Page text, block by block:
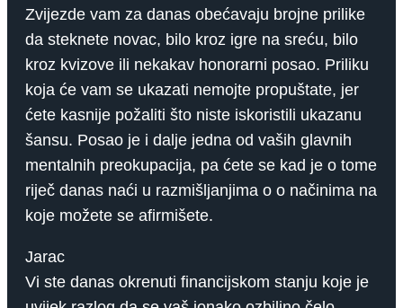
Zvijezde vam za danas obećavaju brojne prilike
da steknete novac, bilo kroz igre na sreću, bilo
kroz kvizove ili nekakav honorarni posao. Priliku
koja će vam se ukazati nemojte propuštate, jer
ćete kasnije požaliti što niste iskoristili ukazanu
šansu. Posao je i dalje jedna od vaših glavnih
mentalnih preokupacija, pa ćete se kad je o tome
riječ danas naći u razmišljanjima o o načinima na
koje možete se afirmišete.
Jarac
Vi ste danas okrenuti financijskom stanju koje je